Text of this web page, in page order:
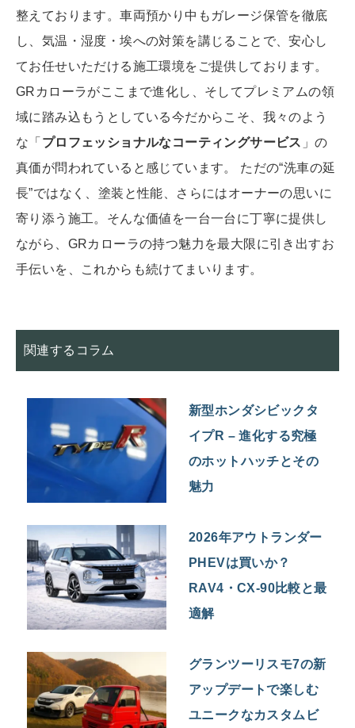
整えております。車両預かり中もガレージ保管を徹底
し、気温・湿度・埃への対策を講じることで、安心し
てお任せいただける施工環境をご提供しております。
GRカローラがここまで進化し、そしてプレミアムの領
域に踏み込もうとしている今だからこそ、我々のよう
な「 プロフェッショナルなコーティングサービス 」の
真価が問われていると感じています。 ただの“洗車の延
長”ではなく、塗装と性能、さらにはオーナーの思いに
寄り添う施工。そんな価値を一台一台に丁寧に提供し
ながら、GRカローラの持つ魅力を最大限に引き出すお
手伝いを、これからも続けてまいります。
関連するコラム
新型ホンダシビックタ
イプR – 進化する究極
のホットハッチとその
魅力
2026年アウトランダー
PHEVは買いか？
RAV4・CX-90比較と最
適解
グランツーリスモ7の新
アップデートで楽しむ
ユニークなカスタムビ